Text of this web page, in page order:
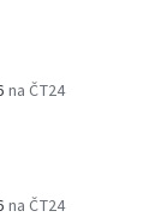
na ČT24
na ČT24